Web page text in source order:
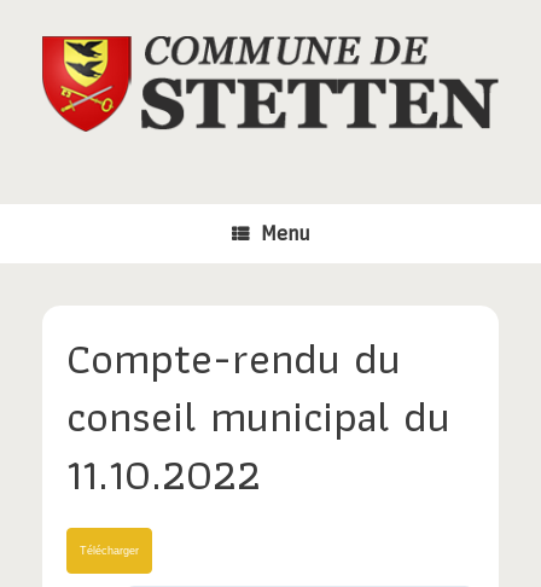
Menu
Compte-rendu du
conseil municipal du
11.10.2022
Télécharger